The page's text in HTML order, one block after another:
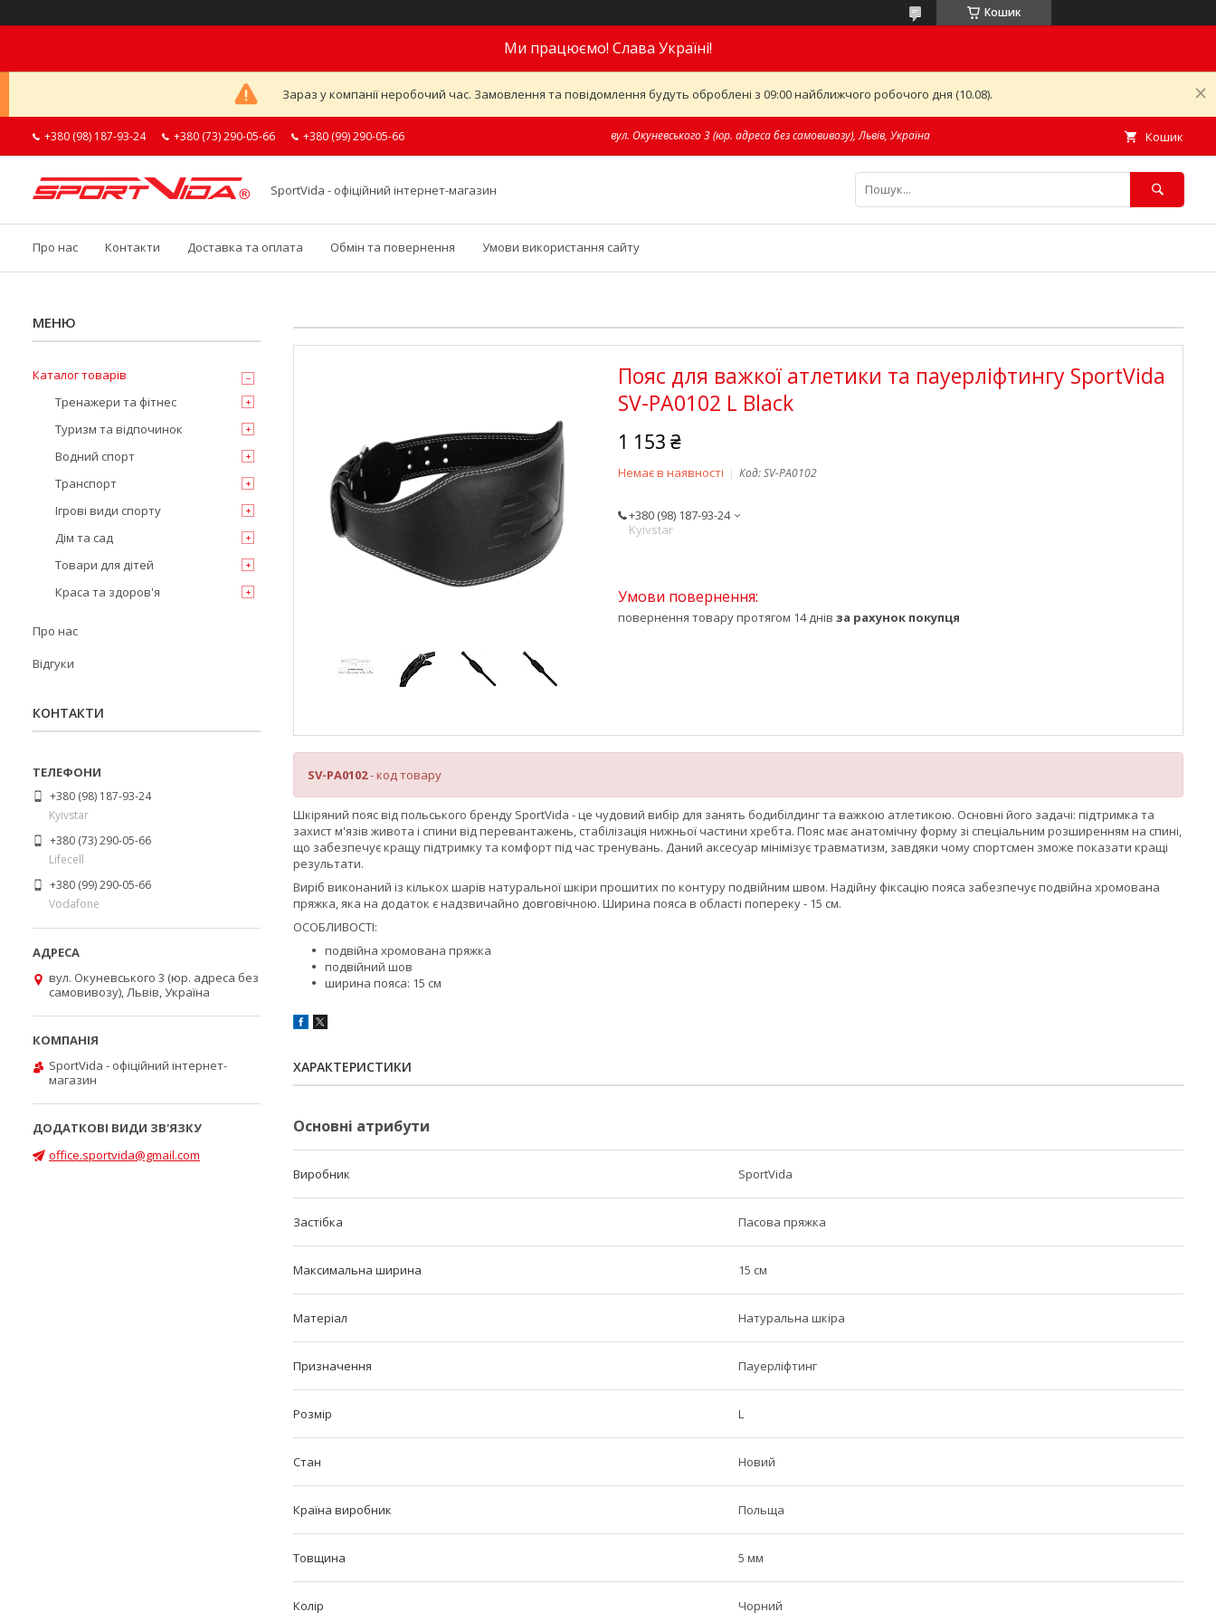
Кошик
Ми працюємо! Слава Україні!
Зараз у компанії неробочий час. Замовлення та повідомлення будуть оброблені з 09:00 найближчого робочого дня (10.08).
+380 (98) 187-93-24 +380 (73) 290-05-66 +380 (99) 290-05-66 вул. Окуневського 3 (юр. адреса без самовивозу), Львів, Україна Кошик
SportVida - офіційний інтернет-магазин
Про нас Контакти Доставка та оплата Обмін та повернення Умови використання сайту
Пояс для важкої атлетики та пауерліфтингу SportVida
SV-PA0102 L Black
1 153 ₴
Немає в наявності Код:SV-PA0102
+380 (98) 187-93-24
Kyivstar
повернення товару протягом 14 днів за рахунок покупця
SV-PA0102- код товару
Шкіряний пояс від польського бренду SportVida - це чудовий вибір для занять бодибілдинг та важкою атлетикою. Основні його задачі: підтримка та
захист м'язів живота і спини від перевантажень, стабілізація нижньої частини хребта. Пояс має анатомічну форму зі спеціальним розширенням на спині,
що забезпечує кращу підтримку та комфорт під час тренувань. Даний аксесуар мінімізує травматизм, завдяки чому спортсмен зможе показати кращі
результати.
Виріб виконаний із кількох шарів натуральної шкіри прошитих по контуру подвійним швом. Надійну фіксацію пояса забезпечуєподвійна хромована
пряжка, яка на додаток є надзвичайно довговічною. Ширина пояса в області попереку - 15 см.
ОСОБЛИВОСТІ:
подвійна хромована пряжка
подвійний шов
ширина пояса: 15 см
ХАРАКТЕРИСТИКИ
Основні атрибути
Виробник SportVida
Застібка Пасова пряжка
Максимальна ширина 15 см
Матеріал Натуральна шкіра
Призначення Пауерліфтинг
Розмір L
Стан Новий
Країна виробник Польща
Товщина 5 мм
Колір Чорний
Каталог товарів
Тренажери та фітнес
Туризм та відпочинок
Водний спорт
Транспорт
Ігрові види спорту
Дім та сад
Товари для дітей
Краса та здоров'я
Про нас
Відгуки
КОНТАКТИ
+380 (98) 187-93-24
Kyivstar
+380 (73) 290-05-66
Lifecell
+380 (99) 290-05-66
Vodafone
вул. Окуневського 3 (юр. адреса без
самовивозу), Львів, Україна
SportVida - офіційний інтернет-
магазин
office.sportvida@gmail.com